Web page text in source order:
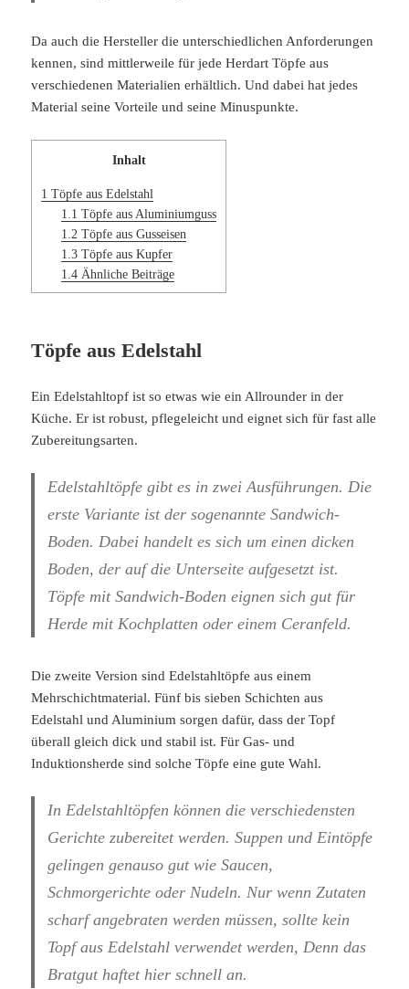
Da auch die Hersteller die unterschiedlichen Anforderungen
kennen, sind mittlerweile für jede Herdart Töpfe aus
verschiedenen Materialien erhältlich. Und dabei hat jedes
Material seine Vorteile und seine Minuspunkte.
Inhalt
1 Töpfe aus Edelstahl
1.1 Töpfe aus Aluminiumguss
1.2 Töpfe aus Gusseisen
1.3Töpfe aus Kupfer
1.4Ähnliche Beiträge
Töpfe aus Edelstahl
Ein Edelstahltopf ist so etwas wie ein Allrounder in der
Küche. Er ist robust, pflegeleicht und eignet sich für fast alle
Zubereitungsarten.
Edelstahltöpfe gibt es in zwei Ausführungen. Die
erste Variante ist der sogenannte Sandwich-
Boden. Dabei handelt es sich um einen dicken
Boden, der auf die Unterseite aufgesetzt ist.
Töpfe mit Sandwich-Boden eignen sich gut für
Herde mit Kochplatten oder einem Ceranfeld.
Die zweite Version sind Edelstahltöpfe aus einem
Mehrschichtmaterial. Fünf bis sieben Schichten aus
Edelstahl und Aluminium sorgen dafür, dass der Topf
überall gleich dick und stabil ist. Für Gas- und
Induktionsherde sind solche Töpfe eine gute Wahl.
In Edelstahltöpfen können die verschiedensten
Gerichte zubereitet werden. Suppen und Eintöpfe
gelingen genauso gut wie Saucen,
Schmorgerichte oder Nudeln. Nur wenn Zutaten
scharf angebraten werden müssen, sollte kein
Topf aus Edelstahl verwendet werden, Denn das
Bratgut haftet hier schnell an.